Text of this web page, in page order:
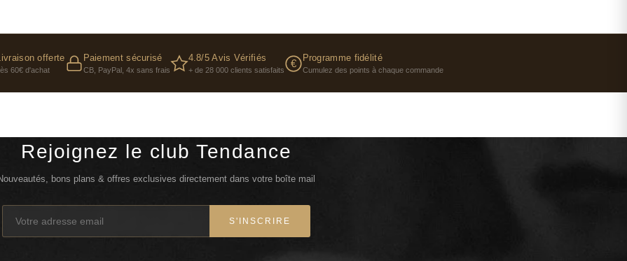
offerte
60€ d'achat
Paiement sécurisé
CB, PayPal, 4x sans frais
4.8/5 Avis Vérifiés
+ de 28 000 clients satisfaits
€ Programme fidélité
Cumulez des points à chaque commande
Rejoignez le club Tendance
bons plans & offres exclusives directement dans votre boîte mail
S'INSCRIRE